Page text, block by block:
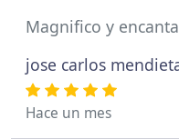
Magnifico y
jose carlos
Hace un mes